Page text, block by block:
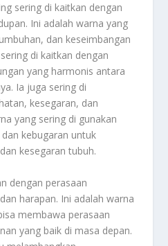
sering di kaitkan dengan
Ini adalah warna yang
dan keseimbangan
di kaitkan dengan
yang harmonis antara
Ia juga sering di
kesegaran, dan
yang sering di gunakan
kebugaran untuk
kesegaran tubuh.
dengan perasaan
harapan. Ini adalah warna
membawa perasaan
yang baik di masa depan.